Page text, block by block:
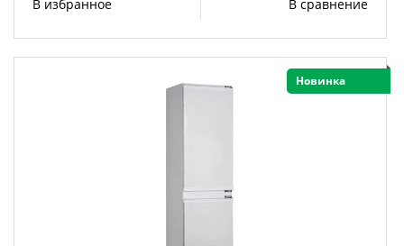
В избранное В сравнение
Новинка